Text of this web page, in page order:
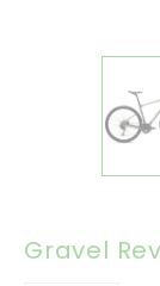
Gravel